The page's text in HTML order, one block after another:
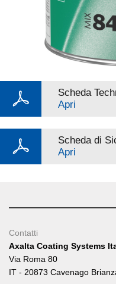
Scheda
Apri
Scheda di
Apri
Contatti
Axalta Coating Systems
Via Roma 80
IT - 20873 Cavenago